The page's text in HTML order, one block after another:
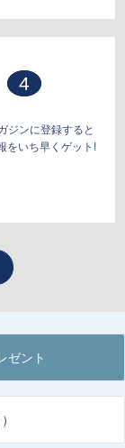
4
ジンに登録すると
をいち早くゲット!
ゼント